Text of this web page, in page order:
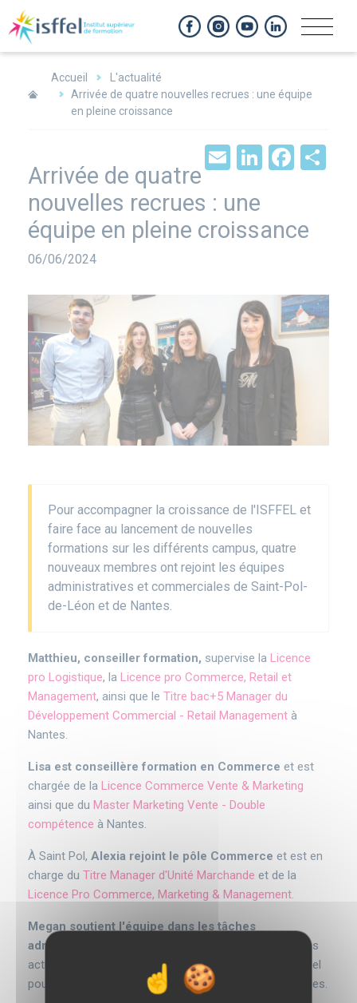
Accueil
L'actualité
Arrivée de quatre nouvelles recrues : une équipe
en pleine croissance
LinkedIn
Email
Arrivée de quatre
nouvelles recrues : une
équipe en pleine croissance
Date
06/06/2024
Pour accompagner la croissance de l'ISFFEL et
faire face au lancement de nouvelles
formations sur les différents campus, quatre
nouveaux membres ont rejoint les équipes
administratives et commerciales de Saint-Pol-
de-Léon et de Nantes.
Matthieu, conseiller formation, supervise la Licence
pro Logistique, la Licence pro Commerce, Retail et
Management, ainsi que le Titre bac+5 Manager du
Développement Commercial - Retail Management à
Nantes.
Lisa est conseillère formation en Commerce et est
chargée de la Licence Commerce Vente & Marketing
ainsi que du Master Marketing Vente - Double
compétence à Nantes.
À Saint Pol, Alexia rejoint le pôle Commerce et est en
charge du Titre Manager d'Unité Marchande et de la
Licence Pro Commerce, Marketing & Management.
Megan soutient l'équipe dans les tâches
administratives
, assurant ainsi le bon déroulement des
activités quotidiennes de l'ISFFEL. Son rôle est essentiel
pour une coordination fluide entre les différents services.
Panneau de gestion des cookies